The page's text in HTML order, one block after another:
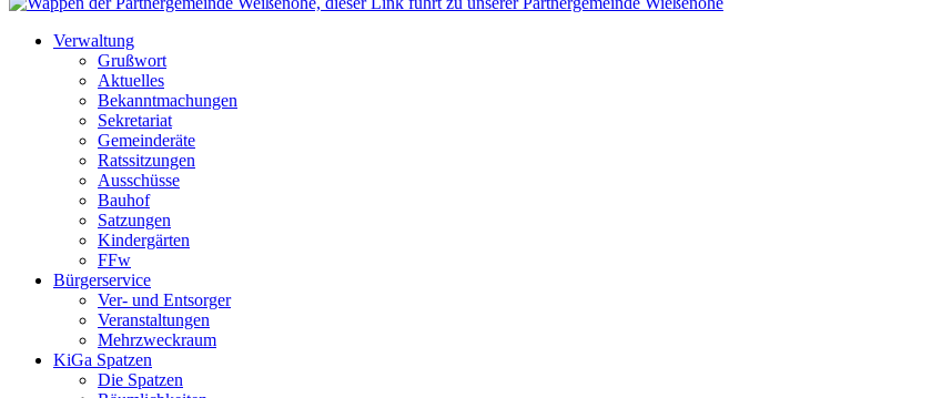
Verwaltung
Grußwort
Aktuelles
Bekanntmachungen
Sekretariat
Gemeinderäte
Ratssitzungen
Ausschüsse
Bauhof
Satzungen
Kindergärten
FFw
Bürgerservice
Ver- und Entsorger
Veranstaltungen
Mehrzweckraum
KiGa Spatzen
Die Spatzen